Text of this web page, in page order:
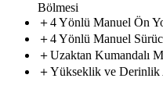
Bölmesi
＋4Yönlü Manuel Ön Y
＋4Yönlü Manuel
＋Uzaktan Kumandalı
＋Yükseklikcargox
ve Derinlik